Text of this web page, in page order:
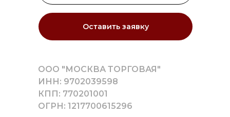
Оставить заявку
ООО "МОСКВА ТОРГОВАЯ"
ИНН: 9702039598
КПП: 770201001
ОГРН: 1217700615296